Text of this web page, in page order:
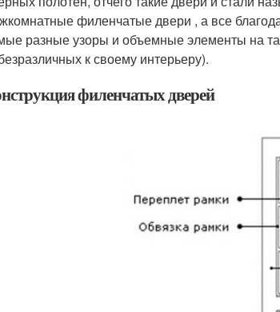
филенчатые двери , а все
разные узоры и объемные элементы на
к своему интерьеру).
филенчатых дверей